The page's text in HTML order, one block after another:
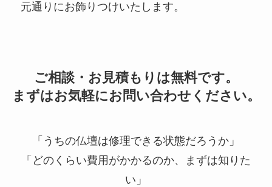
元通りにお飾りつけいたします。
ご相談・お見積もりは無料です。
まずはお気軽にお問い合わせください。
「うちの仏壇は修理できる状態だろうか」
「どのくらい費用がかかるのか、まずは知りた
い」